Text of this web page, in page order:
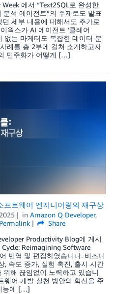
에서 “Text2SQL로 완성한
석 에이전트”의 주제로도 발표
세부 내용에 대해서도 추가로
웍스가 AI 에이전트 ‘클레어
없는 마케터도 복잡한 데이터 분
례를 총 2부에 걸쳐 소개하고자
민주화가 어떻게 […]
프트웨어 엔지니어링의 재구상
in Amazon Q Developer,
Permalink
Share
Productivity Blog에 게시
Reimagining Software
번역 및 편집하였습니다. 비즈니
, 속도 증가, 실험 촉진, 출시 시간
위해 끊임없이 노력하고 있습니
웨어 개발 실천 방안의 혁신을 주
능에 […]